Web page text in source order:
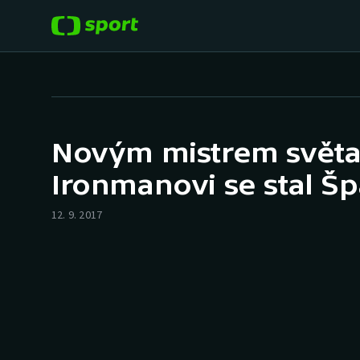
Hokej
Tenis
Baseball a softbal
Basketbal
Novým mistrem
Ironmanovi se stal
12. 9. 2017